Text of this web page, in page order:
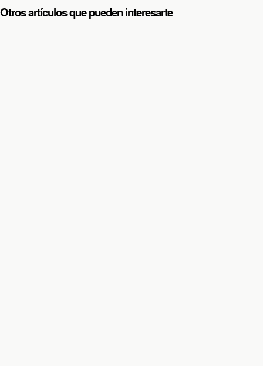
Otros artículos que pueden interesarte